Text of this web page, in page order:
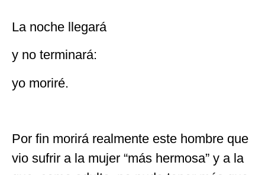
La noche llegará
y no terminará:
yo moriré.
Por fin morirá realmente este hombre que
vio sufrir a la mujer “más hermosa” y a la